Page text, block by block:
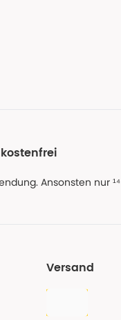
Ansonsten nur ¹⁴
Versand